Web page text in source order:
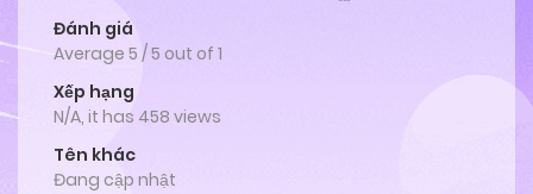
Đánh giá
Average 5 /5 out of 1
Xếp hạng
N/A, it has 458 views
Tên khác
Đang cập nhật